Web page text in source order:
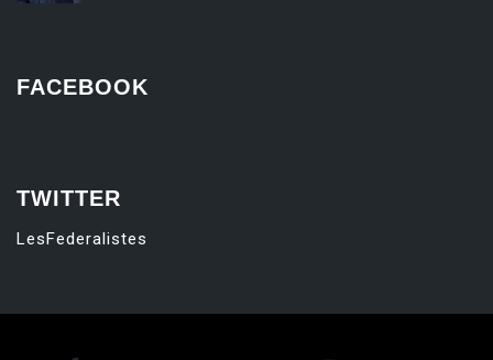
FACEBOOK
TWITTER
LesFederalistes